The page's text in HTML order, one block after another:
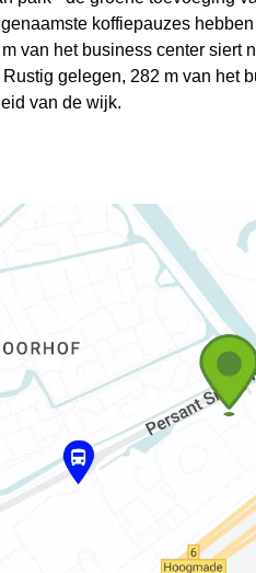
koffiepauzes
van het business center siert
gelegen, 282 m van het
van de wijk.